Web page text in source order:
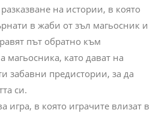
разказване на истории, в която
в жаби от зъл магьосник и
път обратно към
магьосника, като дават на
забавни предистории, за да
си.
игра, в която играчите влизат в